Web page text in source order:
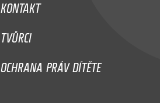
KONTAKT
TVŮRCI
OCHRANA PRÁV DÍTĚTE